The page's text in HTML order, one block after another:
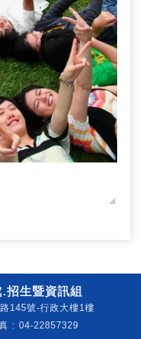
招生暨資訊組
145號-行政大樓1樓
: 04-22857329